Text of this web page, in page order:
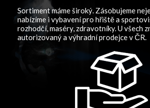
Sortiment máme široký. Zásobujeme
nabízíme i vybavení pro hřiště a
rozhodčí, maséry, zdravotníky. U všech
autorizovaný a výhradní prodejce v ČR.